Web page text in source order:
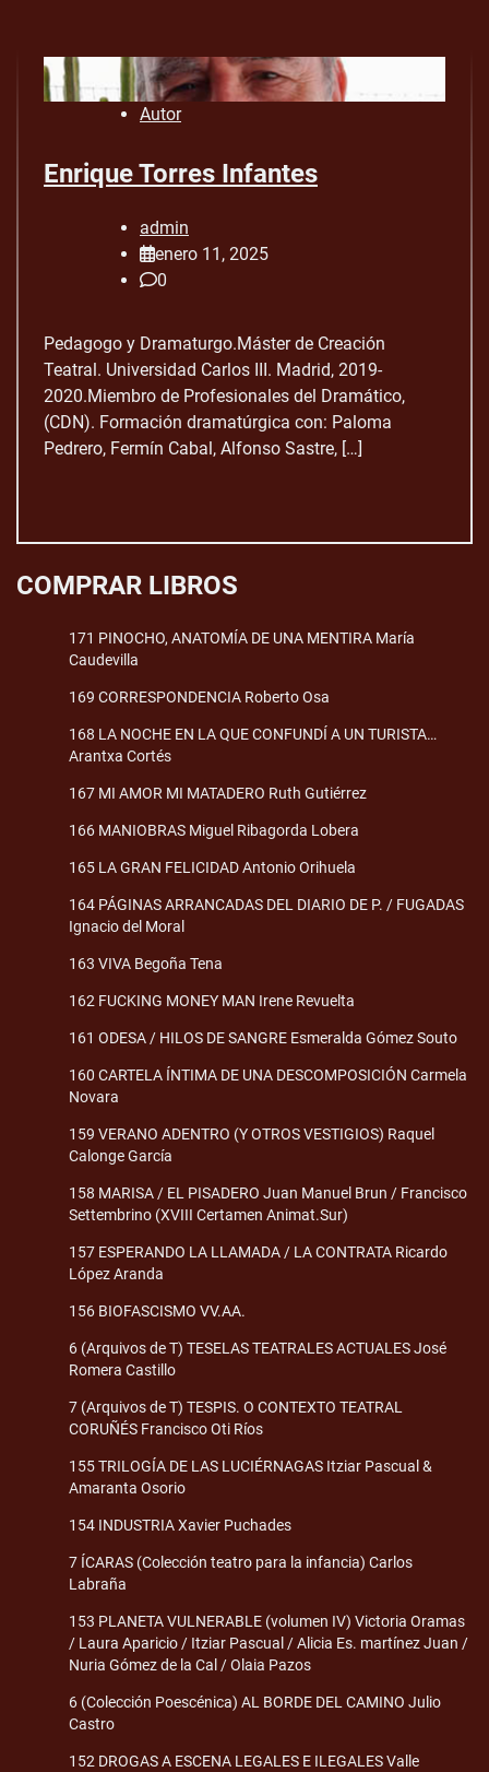
Autor
Enrique Torres Infantes
admin
enero 11, 2025
0
Pedagogo y Dramaturgo.Máster de Creación
Teatral. Universidad Carlos III. Madrid, 2019-
2020.Miembro de Profesionales del Dramático,
(CDN). Formación dramatúrgica con: Paloma
Pedrero, Fermín Cabal, Alfonso Sastre, […]
COMPRAR LIBROS
171 PINOCHO, ANATOMÍA DE UNA MENTIRA María
Caudevilla
169 CORRESPONDENCIA Roberto Osa
168 LA NOCHE EN LA QUE CONFUNDÍ A UN TURISTA…
Arantxa Cortés
167 MI AMOR MI MATADERO Ruth Gutiérrez
166 MANIOBRAS Miguel Ribagorda Lobera
165 LA GRAN FELICIDAD Antonio Orihuela
164 PÁGINAS ARRANCADAS DEL DIARIO DE P. / FUGADAS
Ignacio del Moral
163 VIVA Begoña Tena
162 FUCKING MONEY MAN Irene Revuelta
161 ODESA / HILOS DE SANGRE Esmeralda Gómez Souto
160 CARTELA ÍNTIMA DE UNA DESCOMPOSICIÓN Carmela
Novara
159 VERANO ADENTRO (Y OTROS VESTIGIOS) Raquel
Calonge García
158 MARISA / EL PISADERO Juan Manuel Brun / Francisco
Settembrino (XVIII Certamen Animat.Sur)
157 ESPERANDO LA LLAMADA / LA CONTRATA Ricardo
López Aranda
156 BIOFASCISMO VV.AA.
6 (Arquivos de T) TESELAS TEATRALES ACTUALES José
Romera Castillo
7 (Arquivos de T) TESPIS. O CONTEXTO TEATRAL
CORUÑÉS Francisco Oti Ríos
155 TRILOGÍA DE LAS LUCIÉRNAGAS Itziar Pascual &
Amaranta Osorio
154 INDUSTRIA Xavier Puchades
7 ÍCARAS (Colección teatro para la infancia) Carlos
Labraña
153 PLANETA VULNERABLE (volumen IV) Victoria Oramas
/ Laura Aparicio / Itziar Pascual / Alicia Es. martínez Juan /
Nuria Gómez de la Cal / Olaia Pazos
6 (Colección Poescénica) AL BORDE DEL CAMINO Julio
Castro
152 DROGAS A ESCENA LEGALES E ILEGALES Valle